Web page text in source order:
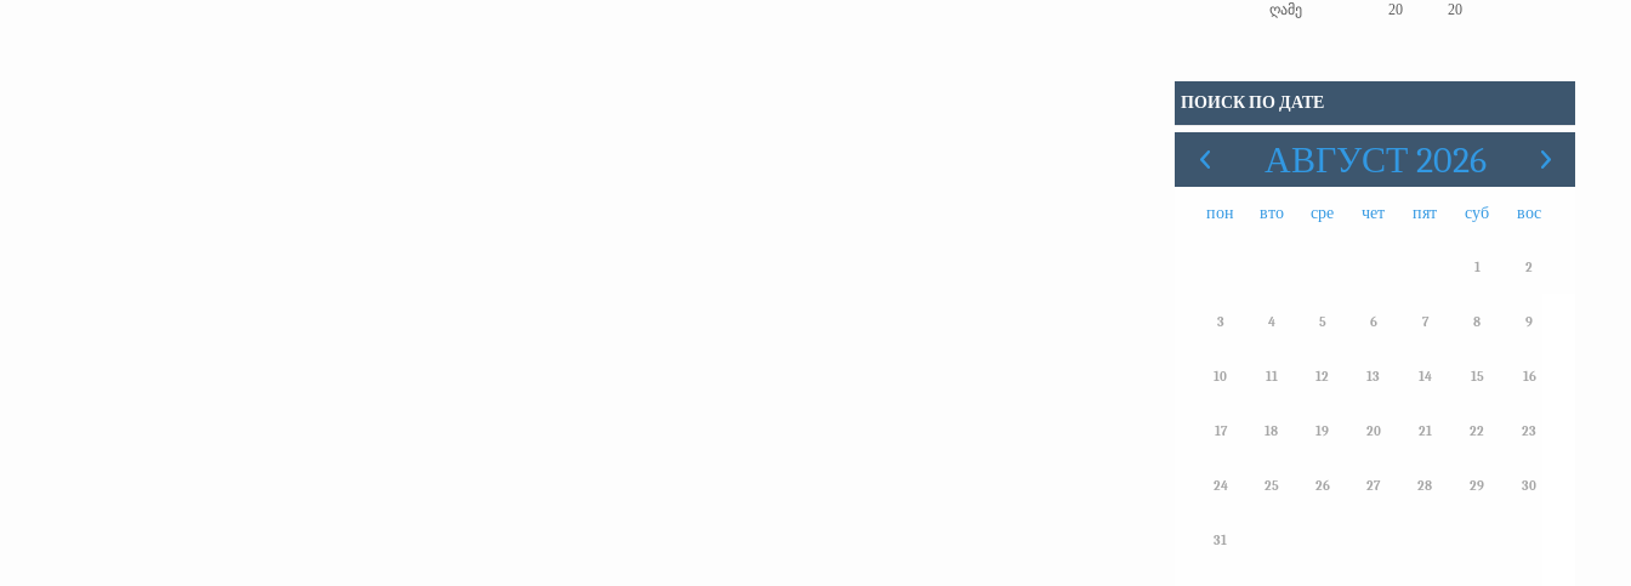
ღამე
20 20
ПОИСК ПО ДАТЕ
АВГУСТ 2026
пон вто сре чет пят суб вос
1 2
3 4 5 6 7 8 9
10 11 12 13 14 15 16
17 18 19 20 21 22 23
24 25 26 27 28 29 30
31